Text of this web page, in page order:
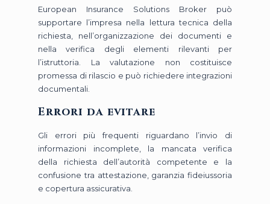
European Insurance Solutions Broker può
supportare l’impresa nella lettura tecnica della
richiesta, nell’organizzazione dei documenti e
nella verifica degli elementi rilevanti per
l’istruttoria. La valutazione non costituisce
promessa di rilascio e può richiedere integrazioni
documentali.
Errori da evitare
Gli errori più frequenti riguardano l’invio di
informazioni incomplete, la mancata verifica
della richiesta dell’autorità competente e la
confusione tra attestazione, garanzia fideiussoria
e copertura assicurativa.